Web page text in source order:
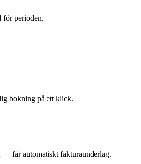
för perioden.
bokning på ett klick.
får automatiskt fakturaunderlag.